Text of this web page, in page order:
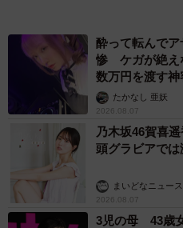
酔って転んで
惨 ケガが絶え
数万円を渡す神
たかなし 亜妖
2026.08.07
乃木坂46賀喜
頭グラビアで
まいどなニュー
2026.08.07
3児の母 43歳